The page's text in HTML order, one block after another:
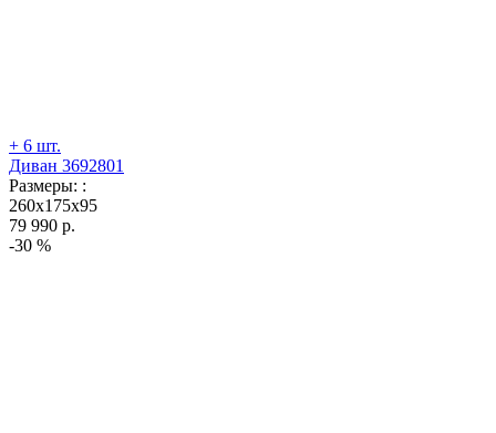
+ 6 шт.
Диван 3692801
Размеры: :
260x175x95
79 990 р.
-30 %